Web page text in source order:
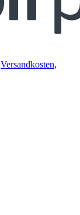
Versandkosten,